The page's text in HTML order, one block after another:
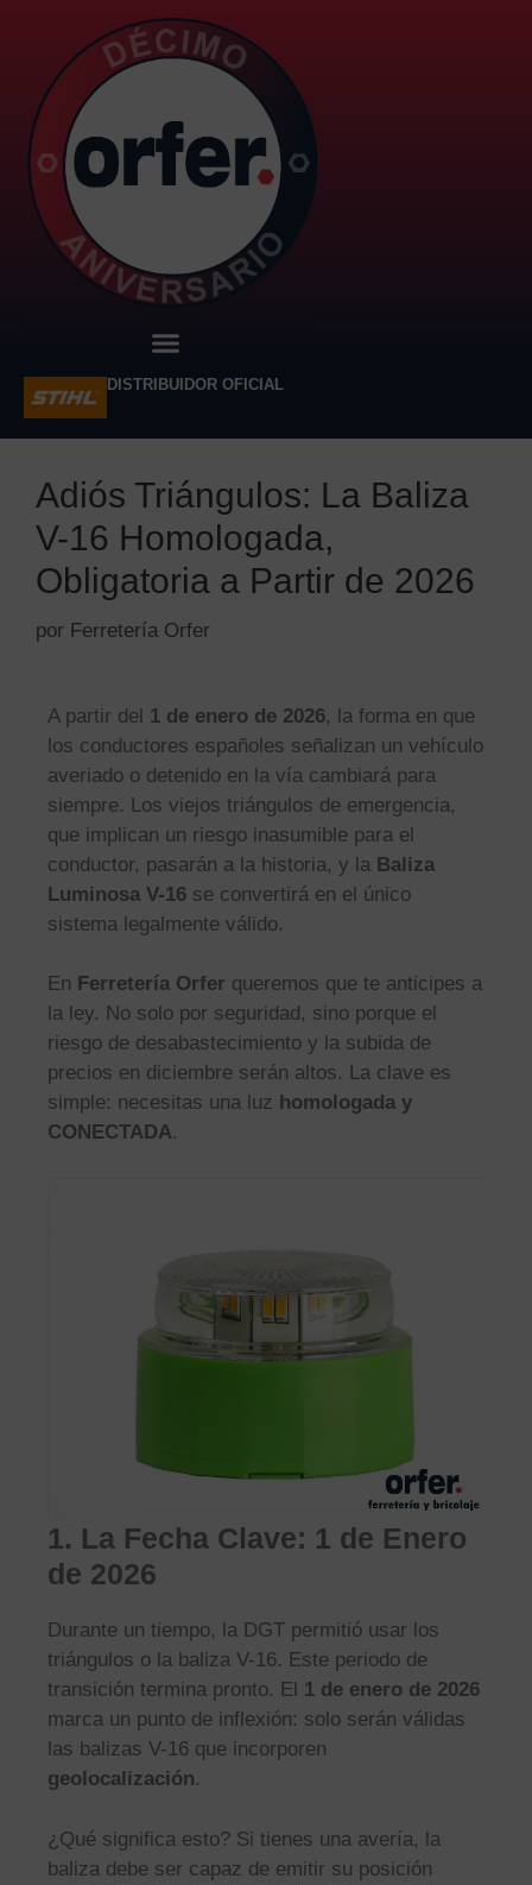
DISTRIBUIDOR OFICIAL
Adiós Triángulos: La Baliza
V-16 Homologada,
Obligatoria a Partir de 2026
por Ferretería Orfer
A partir del 1 de enero de 2026, la forma en que
los conductores españoles señalizan un vehículo
averiado o detenido en la vía cambiará para
siempre. Los viejos triángulos de emergencia,
que implican un riesgo inasumible para el
conductor, pasarán a la historia, y la Baliza
Luminosa V-16 se convertirá en el único
sistema legalmente válido.
En Ferretería Orfer queremos que te anticipes a
la ley. No solo por seguridad, sino porque el
riesgo de desabastecimiento y la subida de
precios en diciembre serán altos. La clave es
simple: necesitas una luz homologada y
CONECTADA.
1. La Fecha Clave: 1 de Enero
de 2026
Durante un tiempo, la DGT permitió usar los
triángulos o la baliza V-16. Este periodo de
transición termina pronto. El 1 de enero de 2026
marca un punto de inflexión: solo serán válidas
las balizas V-16 que incorporen
geolocalización.
¿Qué significa esto? Si tienes una avería, la
baliza debe ser capaz de emitir su posición